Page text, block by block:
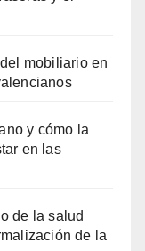
mobiliario en
y cómo la
en las
de la salud
de la